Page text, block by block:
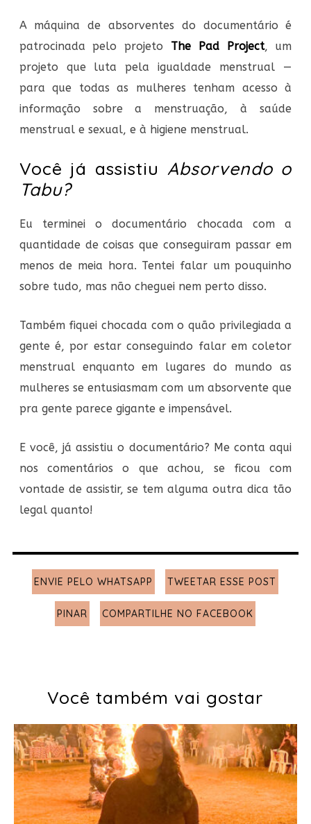
A máquina de absorventes do documentário é
patrocinada pelo projeto The Pad Project, um
projeto que luta pela igualdade menstrual —
para que todas as mulheres tenham acesso à
informação sobre a menstruação, à saúde
menstrual e sexual, e à higiene menstrual.
Você já assistiu Absorvendo o
Tabu?
Eu terminei o documentário chocada com a
quantidade de coisas que conseguiram passar em
menos de meia hora. Tentei falar um pouquinho
sobre tudo, mas não cheguei nem perto disso.
Também fiquei chocada com o quão privilegiada a
gente é, por estar conseguindo falar em coletor
menstrual enquanto em lugares do mundo as
mulheres se entusiasmam com um absorvente que
pra gente parece gigante e impensável.
E você, já assistiu o documentário? Me conta aqui
nos comentários o que achou, se ficou com
vontade de assistir, se tem alguma outra dica tão
legal quanto!
ENVIE PELO WHATSAPP TWEETAR ESSE POST
PINAR COMPARTILHE NO FACEBOOK
Você também vai gostar